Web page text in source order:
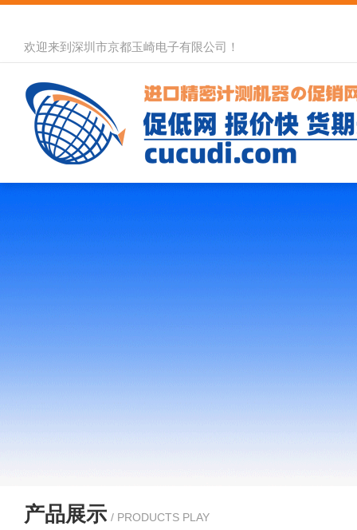
欢迎来到深圳市京都玉崎电子有限公司！
产品展示 / PRODUCTS PLAY